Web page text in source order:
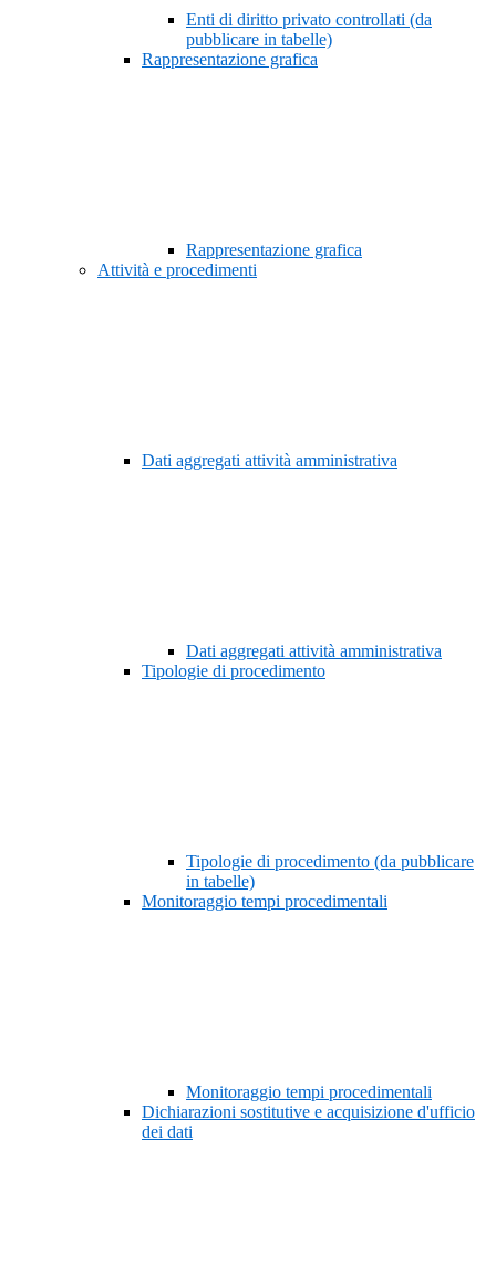
Enti di diritto privato controllati (da
pubblicare in tabelle)
Rappresentazione grafica
Rappresentazione grafica
Attività e procedimenti
Dati aggregati attività amministrativa
Dati aggregati attività amministrativa
Tipologie di procedimento
Tipologie di procedimento (da pubblicare
in tabelle)
Monitoraggio tempi procedimentali
Monitoraggio tempi procedimentali
Dichiarazioni sostitutive e acquisizione d'ufficio
dei dati